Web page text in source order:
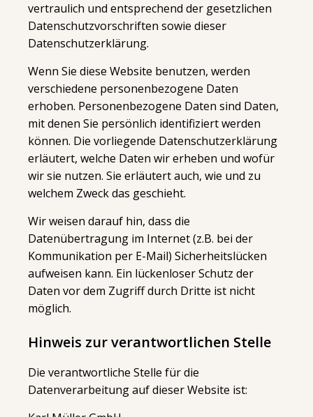
vertraulich und entsprechend der gesetzlichen
Datenschutzvorschriften sowie dieser
Datenschutzerklärung.
Wenn Sie diese Website benutzen, werden
verschiedene personenbezogene Daten
erhoben. Personenbezogene Daten sind Daten,
mit denen Sie persönlich identifiziert werden
können. Die vorliegende Datenschutzerklärung
erläutert, welche Daten wir erheben und wofür
wir sie nutzen. Sie erläutert auch, wie und zu
welchem Zweck das geschieht.
Wir weisen darauf hin, dass die
Datenübertragung im Internet (z.B. bei der
Kommunikation per E-Mail) Sicherheitslücken
aufweisen kann. Ein lückenloser Schutz der
Daten vor dem Zugriff durch Dritte ist nicht
möglich.
Hinweis zur verantwortlichen Stelle
Die verantwortliche Stelle für die
Datenverarbeitung auf dieser Website ist: